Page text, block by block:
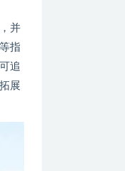
并
指
追
展